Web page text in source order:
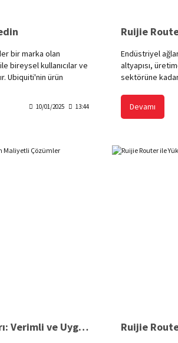
bir marka olan
bireysel kullanıcılar ve
Ubiquiti'nin ürün
uygun maliyet sunan
kullanımlar için
10/01/2025 13:44
Endüstriyel
altyapısı,
sektörüne
ve dayanıklı
sağlar. Hem
Devamı
Ruijie Network Switch Fiyatları: Verimli ve Uygun Maliyetli Çözümler